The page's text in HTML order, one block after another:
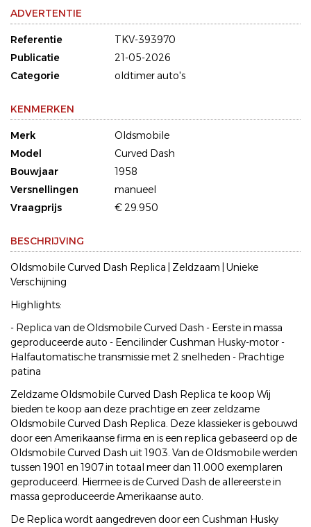
ADVERTENTIE
Referentie
TKV-393970
Publicatie
21-05-2026
Categorie
oldtimer auto's
KENMERKEN
Merk
Oldsmobile
Model
Curved Dash
Bouwjaar
1958
Versnellingen
manueel
Vraagprijs
€ 29.950
BESCHRIJVING
Oldsmobile Curved Dash Replica | Zeldzaam | Unieke
Verschijning
Highlights:
- Replica van de Oldsmobile Curved Dash - Eerste in massa
geproduceerde auto - Eencilinder Cushman Husky-motor -
Halfautomatische transmissie met 2 snelheden - Prachtige
patina
Zeldzame Oldsmobile Curved Dash Replica te koop Wij
bieden te koop aan deze prachtige en zeer zeldzame
Oldsmobile Curved Dash Replica. Deze klassieker is gebouwd
door een Amerikaanse firma en is een replica gebaseerd op de
Oldsmobile Curved Dash uit 1903. Van de Oldsmobile werden
tussen 1901 en 1907 in totaal meer dan 11.000 exemplaren
geproduceerd. Hiermee is de Curved Dash de allereerste in
massa geproduceerde Amerikaanse auto.
De Replica wordt aangedreven door een Cushman Husky